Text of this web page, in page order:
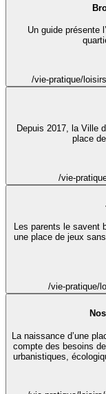
Un guide présente
/vie-pratique/
Depuis 2017, la Ville
place
/vie-
Les parents le savent
une place de jeux
/vie-pratique/
La naissance d’une
compte des besoins
urbanistiques,